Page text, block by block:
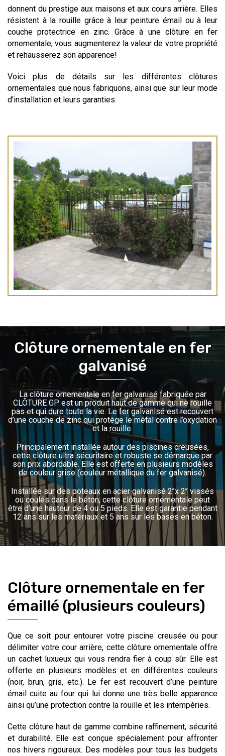
donnent du prestige aux maisons et aux cours arrière. Elles
résistent à la rouille grâce à leur peinture émail ou à leur
couche protectrice en zinc. Grâce à une clôture en fer
ornementale, vous augmenterez la valeur de votre propriété
et rehausserez son apparence!
Voici plus de détails sur les différentes clôtures
ornementales que nous fabriquons, ainsi que sur leur mode
d’installation et leurs garanties.
Clôture ornementale en fer
galvanisé
La clôture ornementale en fer galvanisé fabriquée par
CLÔTURE GP est un produit haut de gamme qui ne rouille
pas et qui dure toute la vie. Le fer galvanisé est recouvert
d’une couche de zinc qui protège le métal contre l’oxydation
et la rouille.
Principalement installée autour des piscines creusées,
cette clôture ultra sécuritaire et robuste se démarque par
son prix abordable. Elle est offerte en plusieurs modèles
de couleur grise (couleur métallique du fer galvanisé).
Installée sur des poteaux en acier galvanisé 2’’x 2’’ vissés
ou coulés dans le béton, cette clôture ornementale peut
être d’une hauteur de 4 ou 5 pieds. Elle est garantie pendant
12 ans sur les matériaux et 5 ans sur les bases en béton.
Clôture ornementale en fer
émaillé (plusieurs couleurs)
Que ce soit pour entourer votre piscine creusée ou pour
délimiter votre cour arrière, cette clôture ornementale offre
un cachet luxueux qui vous rendra fier à coup sûr. Elle est
offerte en plusieurs modèles et en différentes couleurs
(noir, brun, gris, etc.). Le fer est recouvert d’une peinture
émail cuite au four qui lui donne une très belle apparence
ainsi qu’une protection contre la rouille et les intempéries.
Cette clôture haut de gamme combine raffinement, sécurité
et durabilité. Elle est conçue spécialement pour affronter
nos hivers rigoureux. Des modèles pour tous les budgets